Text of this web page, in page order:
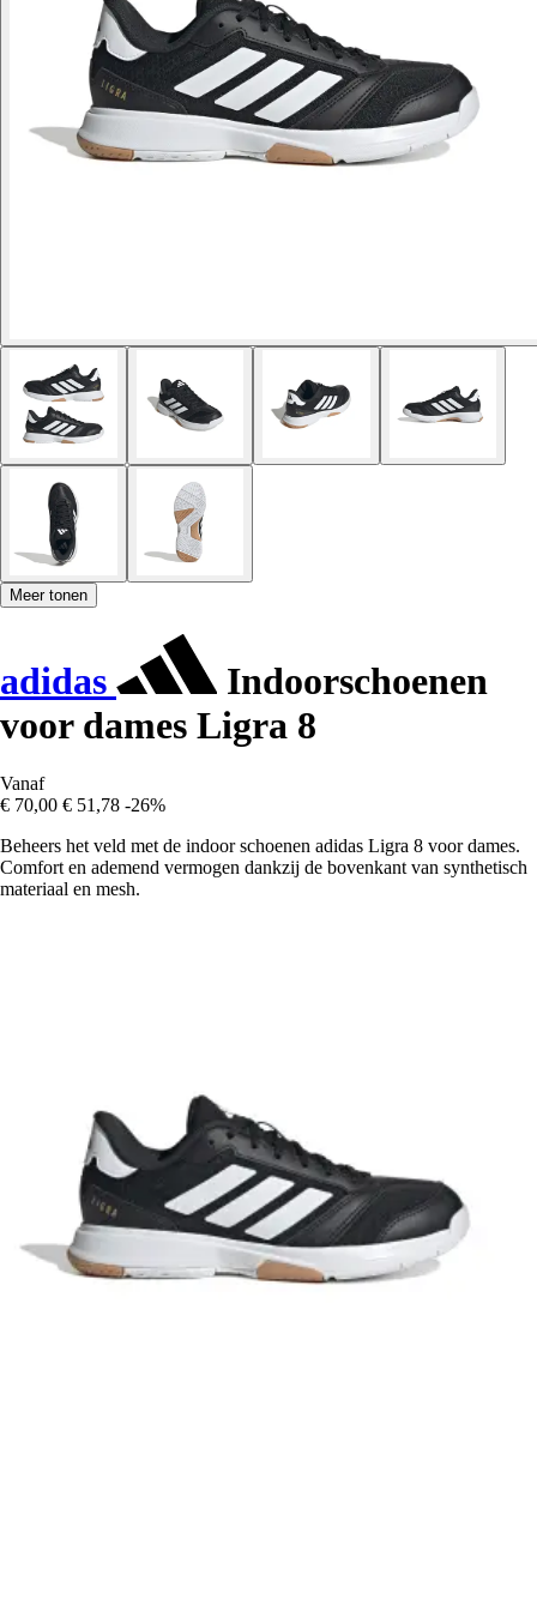
Meer tonen
adidas
Indoorschoenen
voor dames Ligra 8
Vanaf
€ 70,00 € 51,78 -26%
Beheers het veld met de indoor schoenen adidas Ligra 8 voor dames.
Comfort en ademend vermogen dankzij de bovenkant van synthetisch
materiaal en mesh.